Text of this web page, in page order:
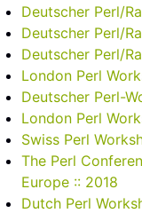
Deutscher Perl/
Deutscher Perl/
Deutscher Perl/
London Perl
Deutscher Perl-
London Perl
Swiss Perl
The Perl
Europe :: 2018
Dutch Perl